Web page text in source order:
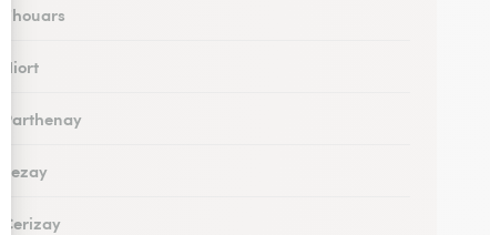
Parthenay
Lezay
Cerizay